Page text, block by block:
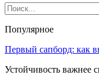
Популярное
Первый сапборд: как
Устойчивость важнее